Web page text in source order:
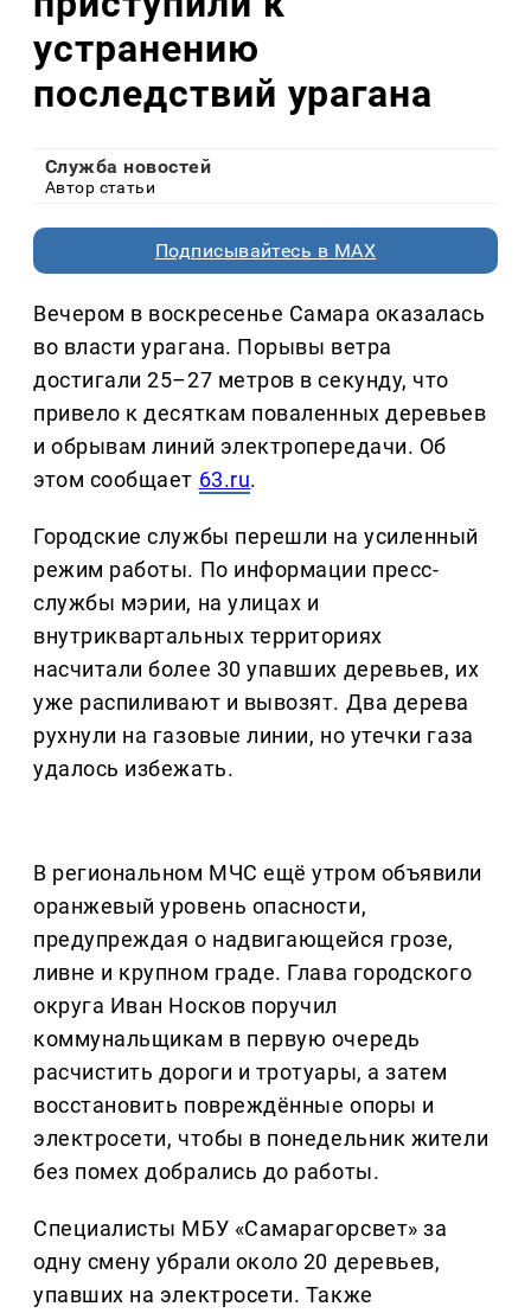
устранению
последствий урагана
Служба новостей
Автор статьи
Подписывайтесь в MAX
Вечером в воскресенье Самара оказалась
во власти урагана. Порывы ветра
достигали 25–27 метров в секунду, что
привело к десяткам поваленных деревьев
и обрывам линий электропередачи. Об
этом сообщает 63.ru.
Городские службы перешли на усиленный
режим работы. По информации пресс-
службы мэрии, на улицах и
внутриквартальных территориях
насчитали более 30 упавших деревьев, их
уже распиливают и вывозят. Два дерева
рухнули на газовые линии, но утечки газа
удалось избежать.
В региональном МЧС ещё утром объявили
оранжевый уровень опасности,
предупреждая о надвигающейся грозе,
ливне и крупном граде. Глава городского
округа Иван Носков поручил
коммунальщикам в первую очередь
расчистить дороги и тротуары, а затем
восстановить повреждённые опоры и
электросети, чтобы в понедельник жители
без помех добрались до работы.
Специалисты МБУ «Самарагорсвет» за
одну смену убрали около 20 деревьев,
упавших на электросети. Также